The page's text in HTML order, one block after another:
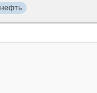
нефть